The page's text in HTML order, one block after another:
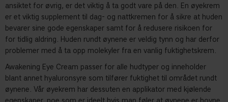
ansiktet for øvrig, er det viktig å ta godt vare på den. En øyekrem
er et viktig supplement til dag- og nattkremen for å sikre at huden
bevarer sine gode egenskaper samt for å redusere risikoen for
for tidlig aldring. Huden rundt øynene er veldig tynn og har derfor
problemer med å ta opp molekyler fra en vanlig fuktighetskrem.
Awakening Eye Cream passer for alle hudtyper og inneholder
blant annet hyaluronsyre som tilfører fuktighet til området rundt
øynene. Vår øyekrem har dessuten en applikator med kjølende